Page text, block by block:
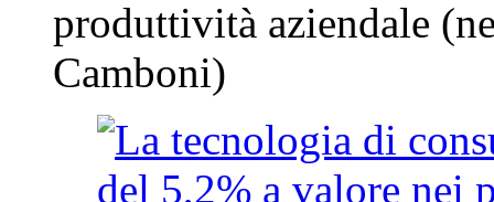
produttività aziendale
Camboni)